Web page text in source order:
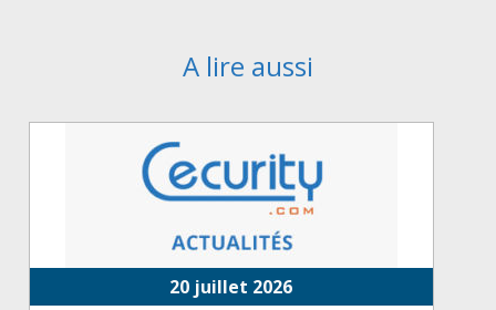
A lire aussi
20 juillet 2026